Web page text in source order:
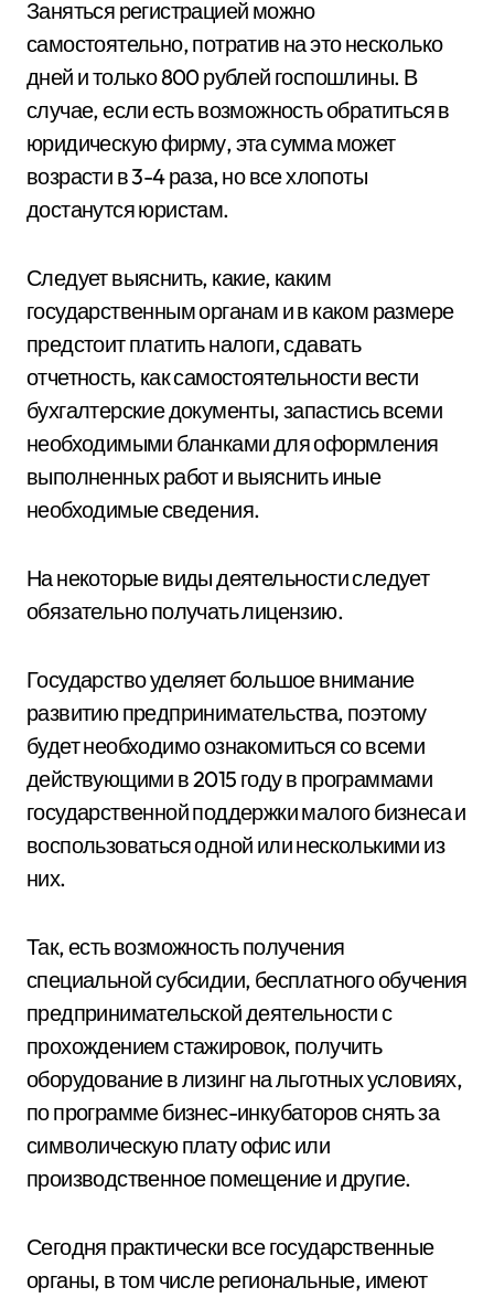
Заняться регистрацией можно
самостоятельно, потратив на это несколько
дней и только 800 рублей госпошлины. В
случае, если есть возможность обратиться в
юридическую фирму, эта сумма может
возрасти в 3-4 раза, но все хлопоты
достанутся юристам.
Следует выяснить, какие, каким
государственным органам и в каком размере
предстоит платить налоги, сдавать
отчетность, как самостоятельности вести
бухгалтерские документы, запастись всеми
необходимыми бланками для оформления
выполненных работ и выяснить иные
необходимые сведения.
На некоторые виды деятельности следует
обязательно получать лицензию.
Государство уделяет большое внимание
развитию предпринимательства, поэтому
будет необходимо ознакомиться со всеми
действующими в 2015 году в программами
государственной поддержки малого бизнеса и
воспользоваться одной или несколькими из
них.
Так, есть возможность получения
специальной субсидии, бесплатного обучения
предпринимательской деятельности с
прохождением стажировок, получить
оборудование в лизинг на льготных условиях,
по программе бизнес-инкубаторов снять за
символическую плату офис или
производственное помещение и другие.
Сегодня практически все государственные
органы, в том числе региональные, имеют